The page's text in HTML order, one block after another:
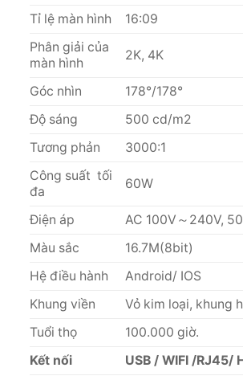
Tỉ lệ màn hình
16:09
Phân giải của
màn hình
2K, 4K
Góc nhìn
178°/178°
Độ sáng
500 cd/m2
Tương phản
3000:1
Công suất tối
đa
60W
Điện áp
AC 100V～240V,
Màu sắc
16.7M(8bit)
Hệ điều hành
Android/ IOS
Khung viền
Vỏ kim loại, khung
Tuổi thọ
100.000 giờ.
Kết nối
USB / WIFI /RJ45/